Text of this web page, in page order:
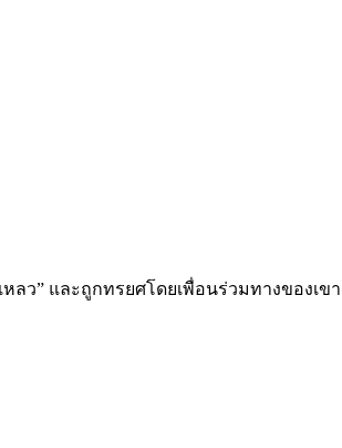
ลว” และถูกทรยศโดยเพื่อนร่วมทางของเ